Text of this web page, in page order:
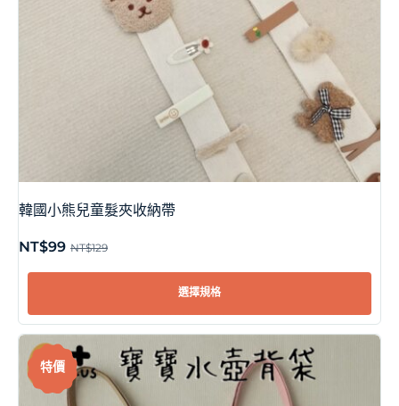
韓國小熊兒童髮夾收納帶
NT$129
NT$99
選擇規格
特價